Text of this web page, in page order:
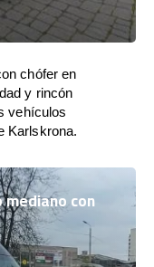
chófer en
y rincón
vehículos
Karlskrona.
con